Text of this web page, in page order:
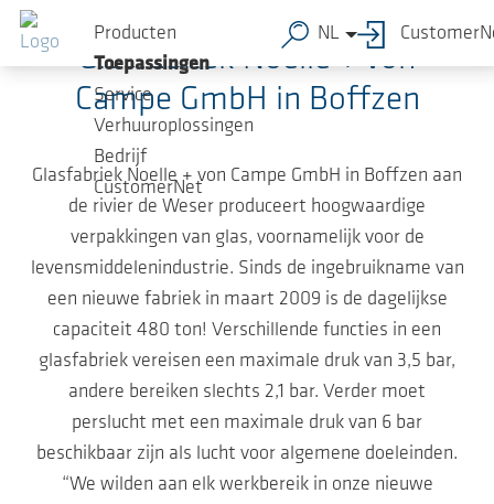
Ga naar de hoofdinhoud
Producten
Toepassingen
Service
Verhuuroplossingen
Bedrijf
CustomerNet
NL
Glasfabriek Noelle + von
Campe GmbH in Boffzen
Glasfabriek Noelle + von Campe GmbH in Boffzen aan
de rivier de Weser produceert hoogwaardige
verpakkingen van glas, voornamelijk voor de
levensmiddelenindustrie. Sinds de ingebruikname van
een nieuwe fabriek in maart 2009 is de dagelijkse
capaciteit 480 ton! Verschillende functies in een
glasfabriek vereisen een maximale druk van 3,5 bar,
andere bereiken slechts 2,1 bar. Verder moet
perslucht met een maximale druk van 6 bar
beschikbaar zijn als lucht voor algemene doeleinden.
“We wilden aan elk werkbereik in onze nieuwe